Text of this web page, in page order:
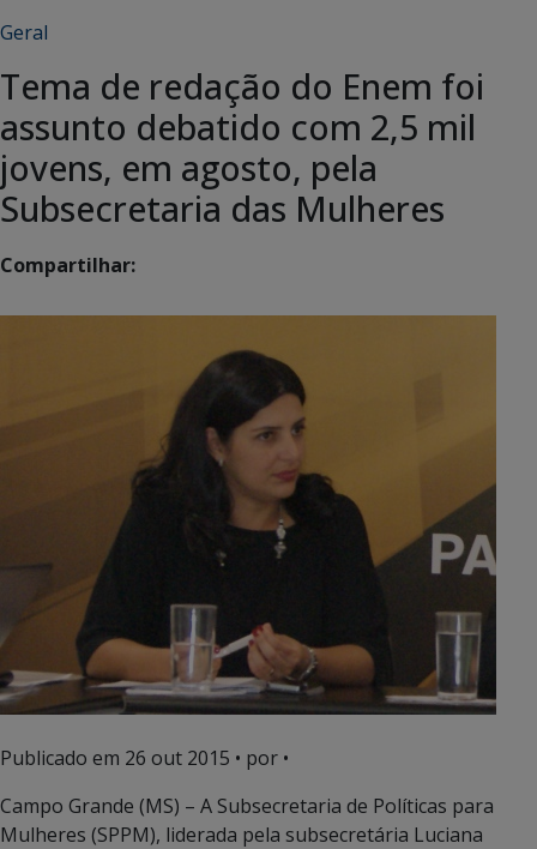
Geral
Tema de redação do Enem foi
assunto debatido com 2,5 mil
jovens, em agosto, pela
Subsecretaria das Mulheres
Compartilhar:
Publicado em 26 out 2015 • por •
Campo Grande (MS) – A Subsecretaria de Políticas para
Mulheres (SPPM), liderada pela subsecretária Luciana